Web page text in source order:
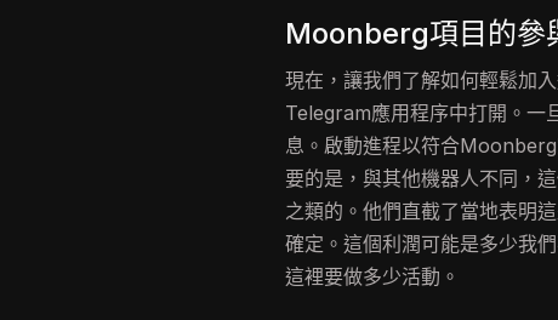
Moonberg項目的參
現在，讓我們了解如何輕鬆加
Telegram應用程序中打開。一
息。啟動進程以符合
要的是，與其他機器人不同，
之類的。他們直截了當地表明
確定。這個利潤可能是多少我
這裡要做多少活動。